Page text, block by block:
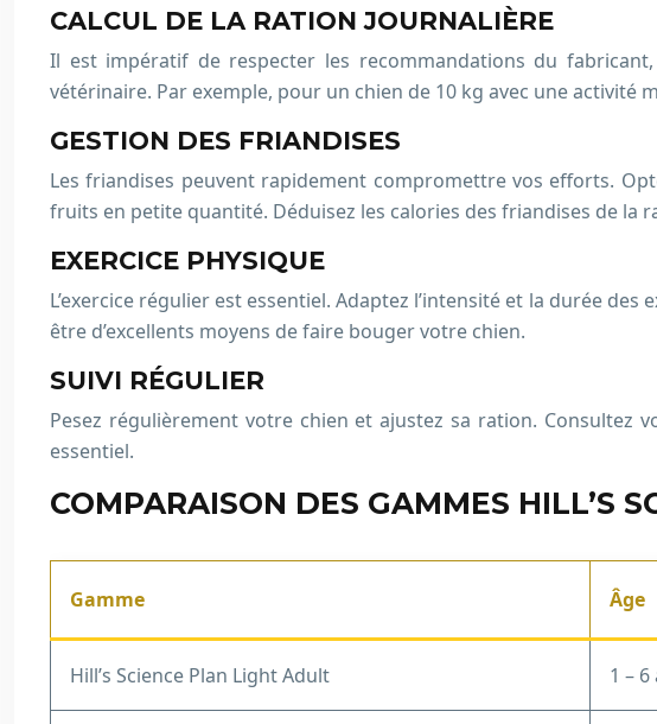
CALCUL DE LA RATION JOURNALIÈRE
Il est impératif de respecter les recommandations du
vétérinaire. Par exemple, pour un chien de 10 kg avec une activité
GESTION DES FRIANDISES
Les friandises peuvent rapidement compromettre vos efforts.
fruits en petite quantité. Déduisez les calories des friandises de la
EXERCICE PHYSIQUE
L’exercice régulier est essentiel. Adaptez l’intensité et la durée
être d’excellents moyens de faire bouger votre chien.
SUIVI RÉGULIER
Pesez régulièrement votre chien et ajustez sa ration. Consultez
essentiel.
COMPARAISON DES GAMMES HILL’S
Gamme Âge
Hill’s Science Plan Light Adult 1 – 6